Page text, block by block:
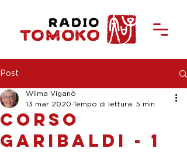
Post
Corso
Garibaldi - 1
Wilma Viganò
13 mar 2020 Tempo di lettura: 5 min